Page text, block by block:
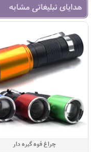
هدایای تبلیغاتی مشابه
چراغ قوه گیره دار